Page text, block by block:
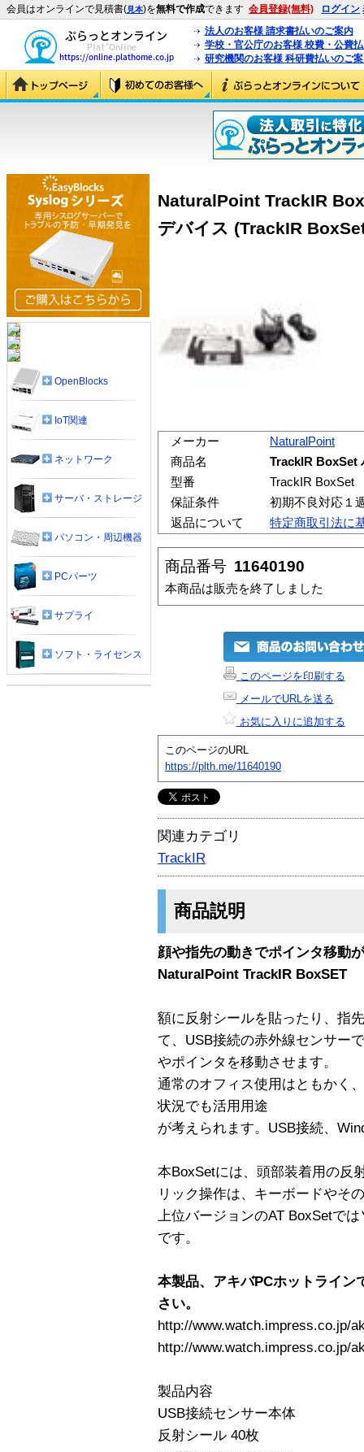
会員はオンラインで見積書(見本)を無料で作成できます 会員登録(無料) ログイン
法人のお客様 請求書払いのご案内
学校・官公庁のお客様 校費・公費
研究機関のお客様 科研費払いのご
NaturalPoint TrackIR
デバイス (TrackIR
メーカー
NaturalPoint
商品名
TrackIR BoxSet
型番
TrackIR BoxSet
保証条件
初期不良対応１
返品について
特定商取引法に
商品番号 11640190
本商品は販売を終了しました
このページを印刷する
メールでURLを送る
お気に入りに追加する
このページのURL
https://plth.me/11640190
関連カテゴリ
TrackIR
商品説明
顔や指先の動きでポインタ移
NaturalPoint TrackIR BoxSET
額に反射シールを貼ったり、指
て、USB接続の赤外線センサー
やポインタを移動させます。
通常のオフィス使用はともかく
状況でも活用用途
が考えられます。USB接続、
本BoxSetには、頭部装着用の反
リック操作は、キーボードやそ
上位バージョンのAT BoxSetで
です。
本製品、アキバPCホットライン
さい。
http://www.watch.impress.co.jp/
http://www.watch.impress.co.jp/
製品内容
USB接続センサー本体
反射シール 40枚
OpenBlocks
IoT関連
ネットワーク
サーバ・ストレージ
パソコン・周辺機器
PCパーツ
サプライ
ソフト・ライセンス